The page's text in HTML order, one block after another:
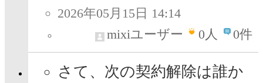
2026年05月15日 14:14
mixiユーザー
0人 0件
さて、次の契約解除は誰か